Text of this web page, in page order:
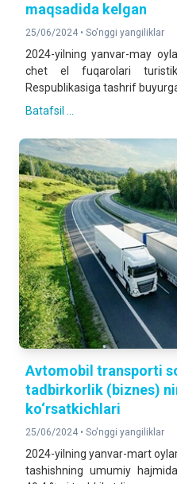
maqsadida kelgan
25/06/2024 • So'nggi yangiliklar
2024-yilning yanvar-may
chet el fuqarolari turistik
Respublikasiga tashrif
Batafsil ...
Avtomobil transporti
tadbirkorlik (biznes)
ko‘rsatkichlari
25/06/2024 • So'nggi yangiliklar
2024-yilning yanvar-mart
tashishning umumiy